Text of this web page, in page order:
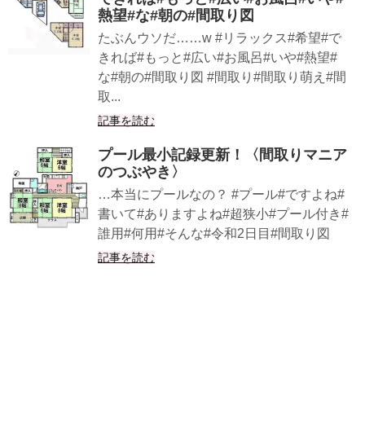
熱望#な#朝の#間取り図
たぶんウソだ……w #リラックス#希望#で
きれば#もっと#広い#お風呂#いや#熱望#
な#朝の#間取り図 #間取り#間取り萌え#間
取...
記事を読む
プール最小記録更新！〈間取りマニア
のつぶやき〉
…本当にプールなの？ #プール#ですよね#
書いて#ありますよね#超狭小#プール付き#
誰用#何用#そんな#令和2日目#間取り図
記事を読む